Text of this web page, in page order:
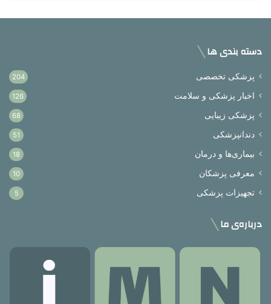
دسته بندی ها
پزشکی تخصصی 204
اخبار پزشکی و سلامت 126
پزشکی زیبایی 68
دندانپزشکی 51
بیماری‌ها و درمان 18
معرفی پزشکان 10
تجهیزات پزشکی 5
درباره‌ی ما